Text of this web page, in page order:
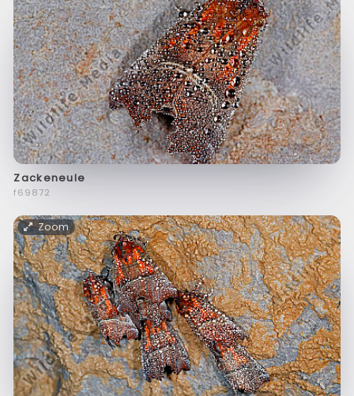
Zackeneule
f69872
Zoom